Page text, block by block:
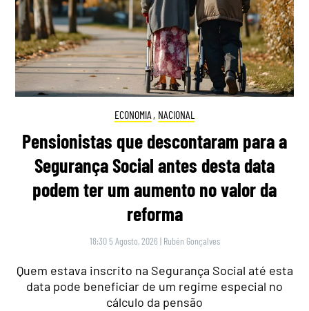
ECONOMIA , NACIONAL
Pensionistas que descontaram para a
Segurança Social antes desta data
podem ter um aumento no valor da
reforma
18:30 5 Agosto, 2026 | Rubén Gonçalves
Quem estava inscrito na Segurança Social até esta
data pode beneficiar de um regime especial no
cálculo da pensão